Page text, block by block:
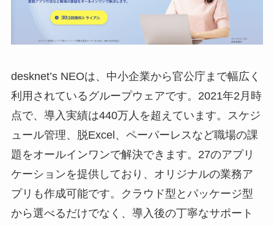
desknet’s NEOは、中小企業から官公庁まで幅広く
利用されているグループウェアです。2021年2月時
点で、導入実績は440万人を超えています。スケジ
ュール管理、脱Excel、ペーパーレスなど職場の課
題をオールインワンで解決できます。27のアプリ
ケーションを提供しており、オリジナルの業務ア
プリも作成可能です。クラウド型とパッケージ型
から選べるだけでなく、導入後の丁寧なサポート